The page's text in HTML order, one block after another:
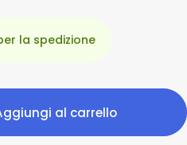
la spedizione
al carrello